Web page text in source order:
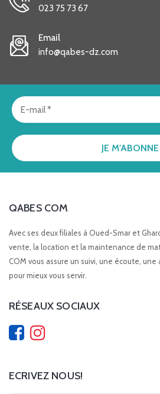
023 75 73 67
Email
info@qabes-dz.com
QABES COM
Avec ses deux filiales à Oued-Smar et
vente, la location et la maintenance de
COM vous assure un suivi, une écoute,
pour mieux vous servir.
RÉSEAUX SOCIAUX
ECRIVEZ NOUS!